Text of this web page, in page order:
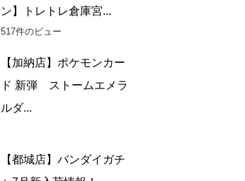
ン】トレトレ倉庫宮...
517件のビュー
【加納店】ポケモンカー
ド 新弾 ストームエメラ
ルダ...
【都城店】バンダイガチ